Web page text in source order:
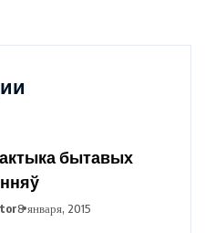
бытавых
8 января, 2015